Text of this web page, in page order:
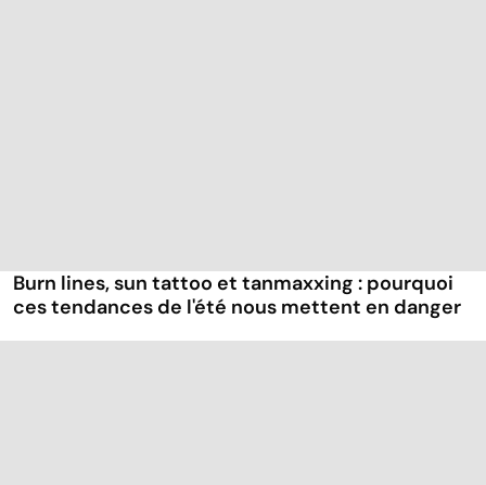
Burn lines, sun tattoo et tanmaxxing : pourquoi
ces tendances de l'été nous mettent en danger